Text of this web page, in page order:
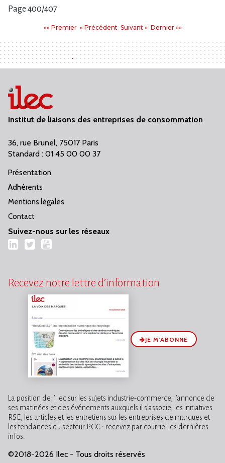
Page 400/407
«« PremierPremier
« PrécédentPrécédent
Suivant
Suivant » Dernier
Dernier »»
Institut de liaisons des entreprises de consommation
36, rue Brunel, 75017 Paris
Standard : 01 45 00 00 37
Présentation
Adhérents
Mentions légales
Contact
Suivez-nous sur les réseaux
LinkedIn
TwitterYouTube
Recevez notre lettre d’information
JE M’ABONNE
La position de l’Ilec sur les sujets industrie-commerce, l’annonce de
ses matinées et des événements auxquels il s’associe, les initiatives
RSE, les articles et les entretiens sur les entreprises de marques et
les tendances du secteur PGC : recevez par courriel les dernières
infos.
©2018-2026 Ilec - Tous droits réservés